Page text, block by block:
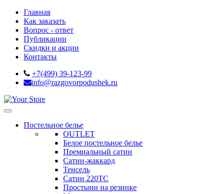
Главная
Как заказать
Вопрос - ответ
Публикации
Скидки и акции
Контакты
+7(499) 39-123-99
info@razgovorpodushek.ru
Постельное белье
OUTLET
Белое постельное белье
Премиальный сатин
Сатин-жаккард
Тенсель
Сатин 220ТС
Простыни на резинке